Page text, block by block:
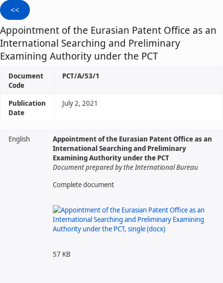
Appointment of the Eurasian Patent Office as an
International Searching and Preliminary
Examining Authority under the PCT
Document
Code
PCT/A/53/1
Publication
Date
July 2, 2021
English
Appointment of the Eurasian Patent Office as an
International Searching and Preliminary
Examining Authority under the PCT
Document prepared by the International Bureau
Complete document
57 KB